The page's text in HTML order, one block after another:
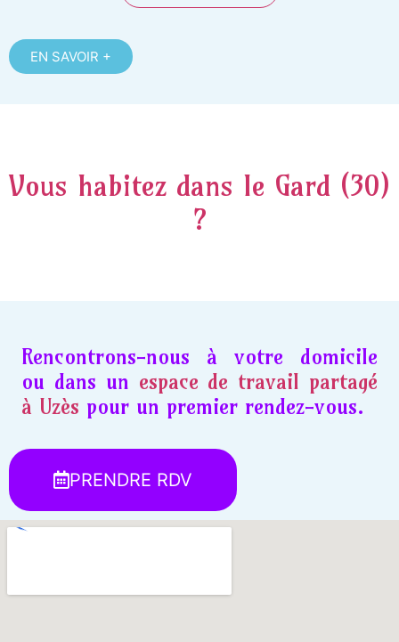
EN SAVOIR +
Vous habitez dans le Gard (30)
?
Rencontrons-nous à votre domicile
ou dans un espace de travail partagé
à Uzès pour un premier rendez-vous.
PRENDRE RDV